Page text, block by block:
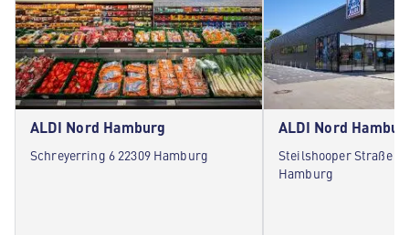
ALDI Nord Hamburg
Schreyerring 6 22309 Hamburg
ALDI Nord
Steilshooper Straße
Hamburg